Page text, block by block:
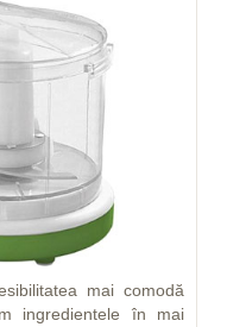
mai comodă
ingredientele în mai